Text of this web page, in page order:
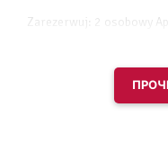
Zarezerwuj: 2 osobowy
telewizor z
kuchnia w pełni
ogrzewanie